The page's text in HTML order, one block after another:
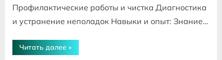
Профилактические работы и чистка Диагностика
и устранение неполадок Навыки и опыт: Знание…
Читать далее “Сантехник
монтажа
»